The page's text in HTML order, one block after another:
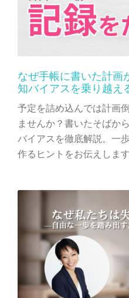
なぜ手帳に書いた計画
知バイアスを乗り越え
予定を詰め込んでは計画
ませんか？書いたそばか
バイアスを徹底解説。一
作るヒントをお伝えします